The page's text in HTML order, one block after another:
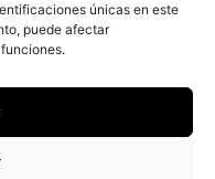
únicas en este
puede afectar
(UE)
la venta Online